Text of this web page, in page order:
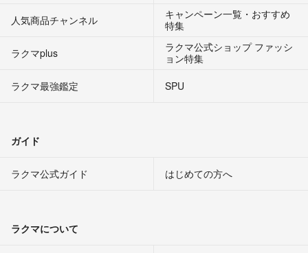
人気商品チャンネル
キャンペーン一覧・おすすめ
特集
ラクマplus
ラクマ公式ショップ ファッシ
ョン特集
ラクマ最強鑑定
SPU
ガイド
ラクマ公式ガイド はじめての方へ
ラクマについて